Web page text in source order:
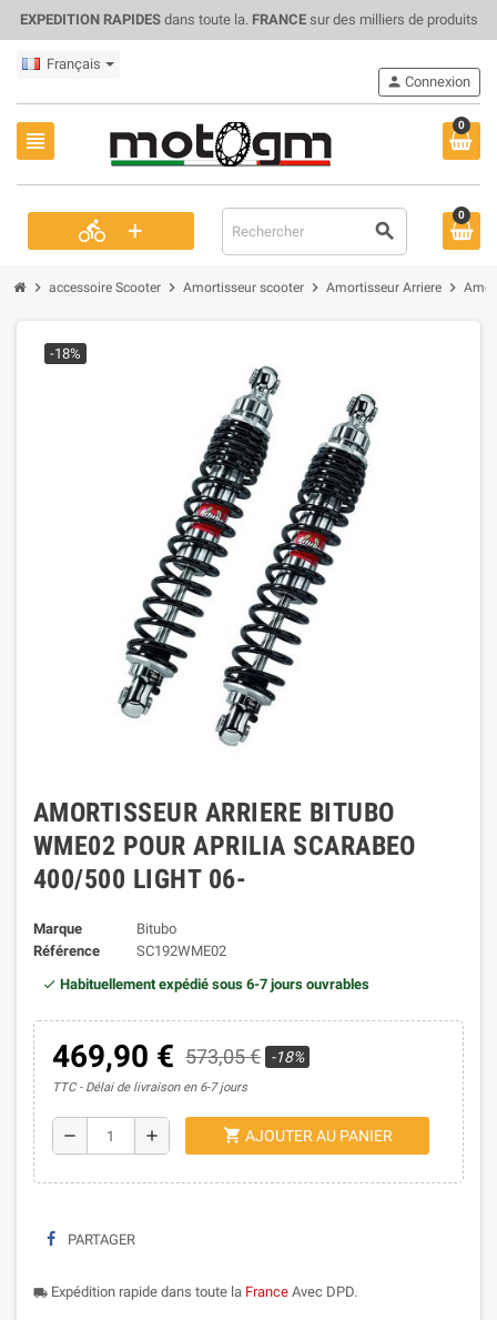
EXPEDITION RAPIDESdans toute la. FRANCEsur des milliers de produits
Français
view_headline
0
directions_bike + search
person Connexion
0
chevron_right accessoire Scooter chevron_right Amortisseur scooter chevron_right Amortisseur Arriere chevron_right
-18%
AMORTISSEUR ARRIERE BITUBO
WME02 POUR APRILIA SCARABEO
400/500 LIGHT 06-
Marque
Bitubo
Référence
SC192WME02
Habituellement expédié sous 6-7 jours ouvrables
469,90 € 573,05 € -18%
TTC Délai de livraison en 6-7 jours
remove add shopping_cart AJOUTER AU PANIER
PARTAGER
local_shipping Expédition rapide dans toute la France Avec DPD.